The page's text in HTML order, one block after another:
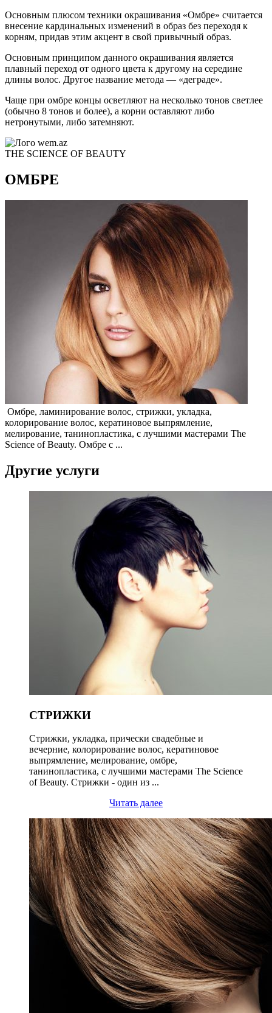
Основным плюсом техники окрашивания «Омбре» считается
внесение кардинальных изменений в образ без переходя к
корням, придав этим акцент в свой привычный образ.
Основным принципом данного окрашивания является
плавный переход от одного цвета к другому на середине
длины волос. Другое название метода — «деграде».
Чаще при омбре концы осветляют на несколько тонов светлее
(обычно 8 тонов и более), а корни оставляют либо
нетронутыми, либо затемняют.
THE SCIENCE OF BEAUTY
ОМБРЕ
Омбре, ламинирование волос, стрижки, укладка,
колорирование волос, кератиновое выпрямление,
мелирование, танинопластика, с лучшими мастерами The
Science of Beauty. Омбре с ...
Другие услуги
СТРИЖКИ
Стрижки, укладка, прически свадебные и
вечерние, колорирование волос, кератиновое
выпрямление, мелирование, омбре,
танинопластика, с лучшими мастерами The Science
of Beauty. Стрижки - один из ...
Читать далее